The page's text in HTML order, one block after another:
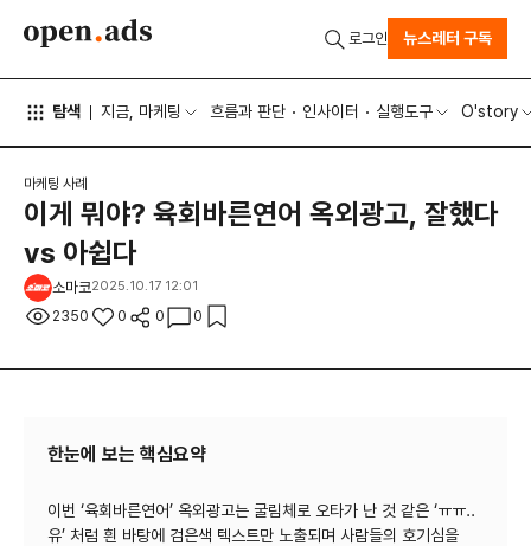
탐색 지금, 마케팅 흐름과 판단 인사이터 실행도구 O'story
로그인 뉴스레터 구독
마케팅 사례
이게 뭐야? 육회바른연어 옥외광고, 잘했다
vs 아쉽다
소마코2025.10.17 12:01
2350 0 0 0
한눈에 보는 핵심요약
이번 ‘육회바른연어’ 옥외광고는 굴림체로 오타가 난 것 같은 ‘ㅠㅠ..
유’ 처럼 흰 바탕에 검은색 텍스트만 노출되며 사람들의 호기심을